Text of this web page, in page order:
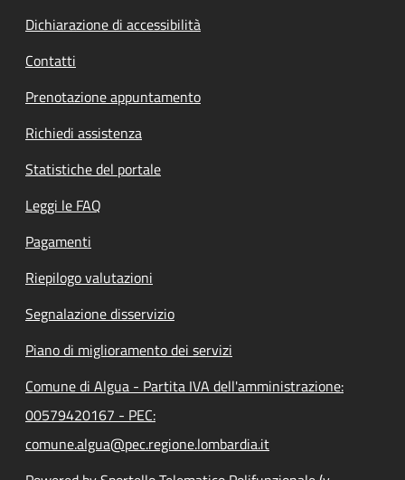
Dichiarazione di accessibilità
Contatti
Prenotazione appuntamento
Richiedi assistenza
Statistiche del portale
Leggi le FAQ
Pagamenti
Riepilogo valutazioni
Segnalazione disservizio
Piano di miglioramento dei servizi
Comune di Algua - Partita IVA dell'amministrazione:
00579420167 - PEC:
comune.algua@pec.regione.lombardia.it